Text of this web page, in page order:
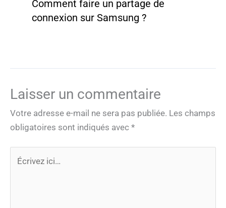
Comment faire un partage de
connexion sur Samsung ?
Laisser un commentaire
Votre adresse e-mail ne sera pas publiée. Les champs
obligatoires sont indiqués avec *